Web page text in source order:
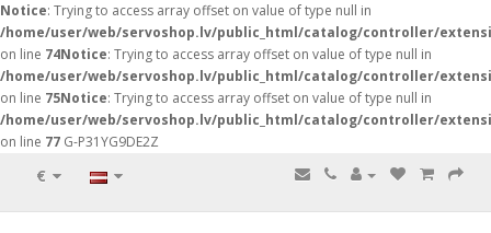
Notice: Trying to access array offset on value of type null in
/home/user/web/servoshop.lv/public_html/catalog/controller/
on line 74Notice: Trying to access array offset on value of type null in
/home/user/web/servoshop.lv/public_html/catalog/controller/
on line 75Notice: Trying to access array offset on value of type null in
/home/user/web/servoshop.lv/public_html/catalog/controller/
on line 77 G-P31YG9DE2Z
€